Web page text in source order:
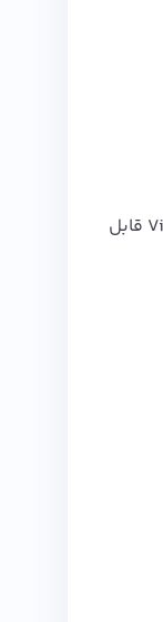
برای ویندوز فعال از کلید های ترکیبی Alt +Windows + Prt Sc استفاده کنید. این عکس از طریق پوشه Videos/Captures قابل